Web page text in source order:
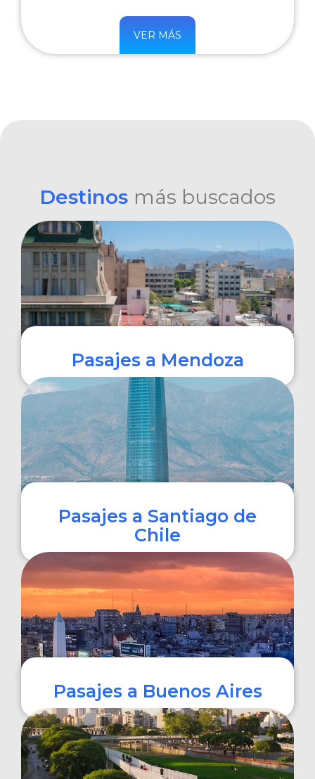
VER MÁS
Destinos más buscados
Pasajes a Mendoza
COMPRAR
Pasajes a Santiago de
Chile
Pasajes a Buenos Aires
COMPRAR